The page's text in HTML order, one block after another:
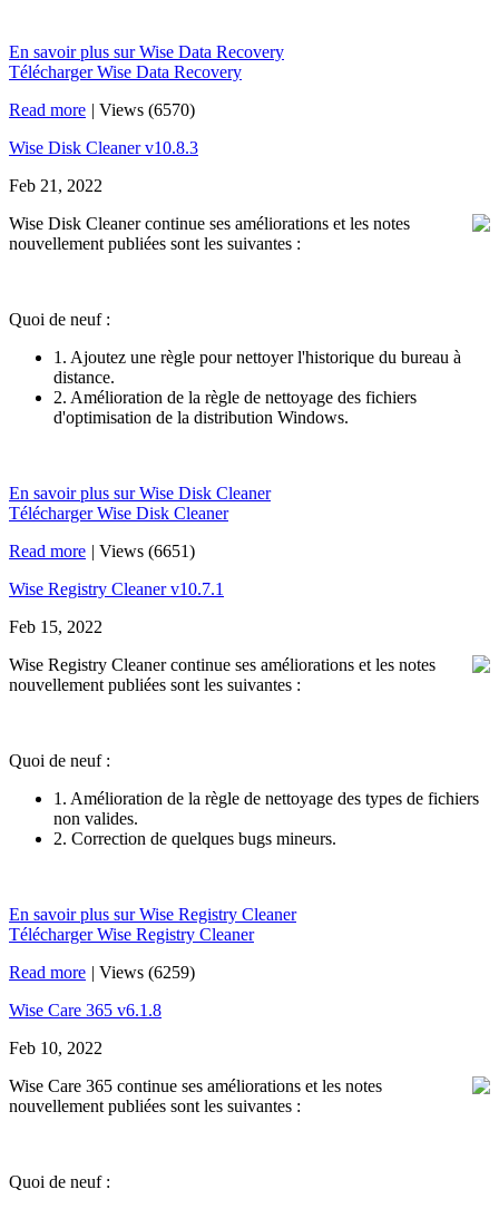
En savoir plus sur Wise Data Recovery
Télécharger Wise Data Recovery
Read more | Views (6570)
Wise Disk Cleaner v10.8.3
Feb 21, 2022
Wise Disk Cleaner continue ses améliorations et les notes
nouvellement publiées sont les suivantes :
Quoi de neuf :
1. Ajoutez une règle pour nettoyer l'historique du bureau à
distance.
2. Amélioration de la règle de nettoyage des fichiers
d'optimisation de la distribution Windows.
En savoir plus sur Wise Disk Cleaner
Télécharger Wise Disk Cleaner
Read more | Views (6651)
Wise Registry Cleaner v10.7.1
Feb 15, 2022
Wise Registry Cleaner continue ses améliorations et les notes
nouvellement publiées sont les suivantes :
Quoi de neuf :
1. Amélioration de la règle de nettoyage des types de fichiers
non valides.
2. Correction de quelques bugs mineurs.
En savoir plus sur Wise Registry Cleaner
Télécharger Wise Registry Cleaner
Read more | Views (6259)
Wise Care 365 v6.1.8
Feb 10, 2022
Wise Care 365 continue ses améliorations et les notes
nouvellement publiées sont les suivantes :
Quoi de neuf :